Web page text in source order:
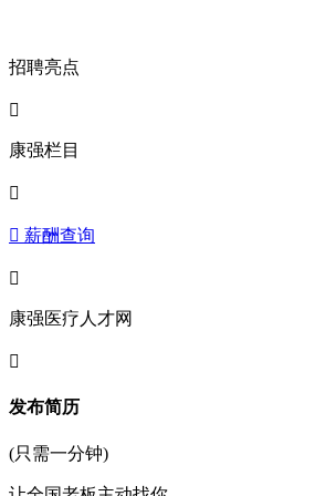
招聘亮点

康强栏目

 薪酬查询

康强医疗人才网

发布简历
(只需一分钟)